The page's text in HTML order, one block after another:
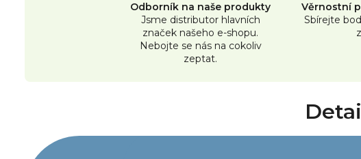
Odborník na naše produkty
Jsme distributor hlavních
značek našeho e-shopu.
Nebojte se nás na cokoliv
zeptat.
Věrnostní
Sbírejte